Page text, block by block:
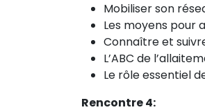
Mobiliser son
Les moyens pour
Connaître et
L’ABC de
Le rôle essentiel
Rencontre 4: